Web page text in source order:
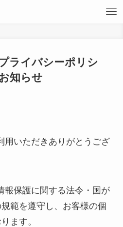
ライバシーポリシ
知らせ
用いただきありがとうござ
報保護に関する法令・国が
範を遵守し、お客様の個
ます。